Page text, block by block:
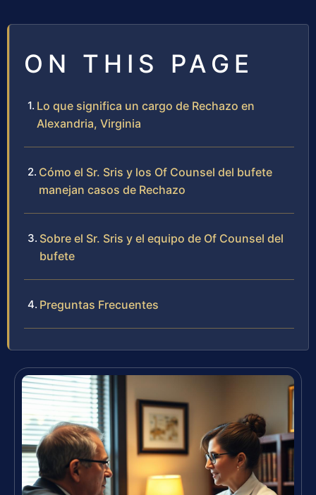
ON THIS PAGE
Lo que significa un cargo de Rechazo en
Alexandria, Virginia
Cómo el Sr. Sris y los Of Counsel del bufete
manejan casos de Rechazo
Sobre el Sr. Sris y el equipo de Of Counsel del
bufete
Preguntas Frecuentes